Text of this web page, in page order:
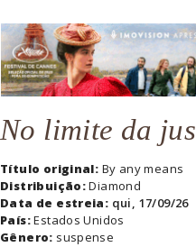
No limite da
Título original: By any means
Distribuição:Diamond
Data de estreia: qui, 17/09/26
País:Estados Unidos
Gênero: suspense